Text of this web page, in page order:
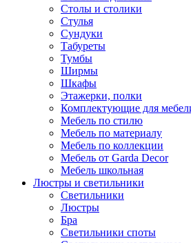
Столы и столики
Стулья
Сундуки
Табуреты
Тумбы
Ширмы
Шкафы
Этажерки, полки
Комплектующие для
Мебель по стилю
Мебель по материалу
Мебель по коллекции
Мебель от Garda Decor
Мебель школьная
Люстры и светильники
Светильники
Люстры
Бра
Светильники споты